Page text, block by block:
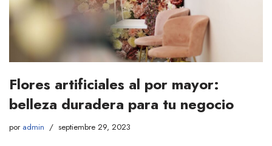
Flores artificiales al por mayor:
belleza duradera para tu negocio
por admin septiembre 29, 2023